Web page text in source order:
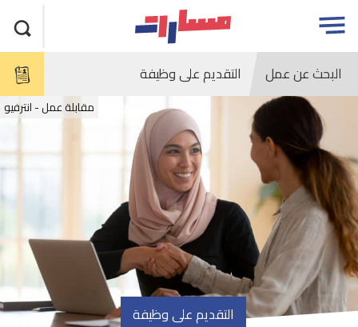
تجاوز
الاعلان
Open
menu
البحث عن عمل التقديم على وظيفة
مقابلة عمل - انترفيو
التقديم على وظيفة